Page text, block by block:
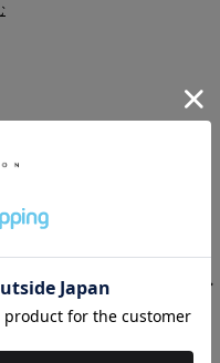
ャツ。
、ジャケットやジレのインナー
商品一覧